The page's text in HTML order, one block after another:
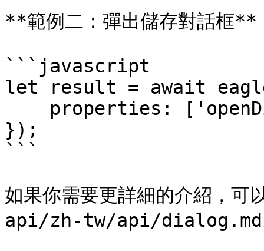
**範例二：彈出儲存對話框**
```javascript
let result = await
});
```
如果你需要更詳細的介紹